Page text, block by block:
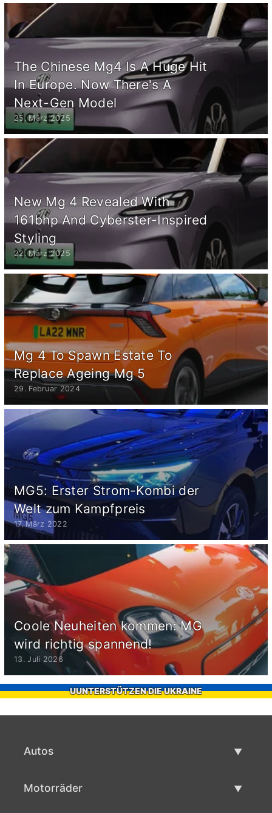
The Chinese Mg4 Is A Huge Hit
In Europe. Now There's A
Next-Gen Model
25. März 2025
New Mg 4 Revealed With
161bhp And Cyberster-Inspired
Styling
22. März 2025
Mg 4 To Spawn Estate To
Replace Ageing Mg 5
29. Februar 2024
MG5: Erster Strom-Kombi der
Welt zum Kampfpreis
17. März 2022
Coole Neuheiten kommen: MG
wird richtig spannend!
13. Juli 2026
UUNTERSTÜTZEN DIE UKRAINE
Autos
Motorräder